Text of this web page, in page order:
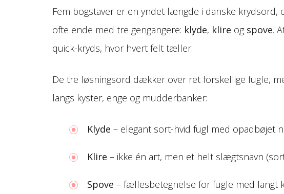
Fem bogstaver er en yndet længde i danske krydsord,
ofte ende med tre gengangere: klyde, klire og spove.
quick-kryds, hvor hvert felt tæller.
De tre løsningsord dækker over ret forskellige fugle,
langs kyster, enge og mudderbanker:
Klyde – elegant sort-hvid fugl med opadbøjet
Klire – ikke én art, men et helt slægtsnavn
Spove – fællesbetegnelse for fugle med langt